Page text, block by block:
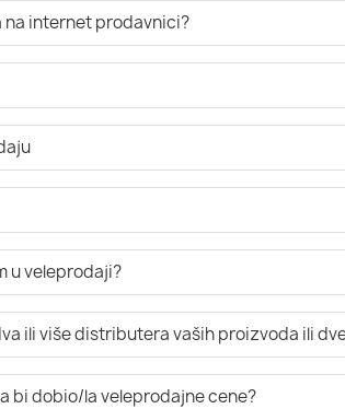
na internet prodavnici?
u veleprodaji?
ili više distributera vaših proizvoda ili
bi dobio/la veleprodajne cene?